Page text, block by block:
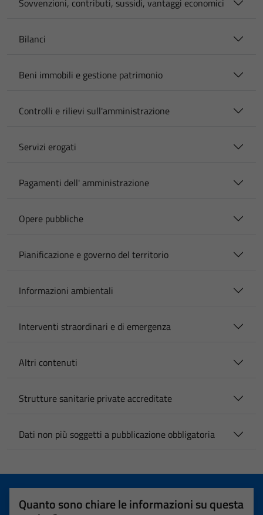
Sovvenzioni, contributi, sussidi, vantaggi economici
Bilanci
Beni immobili e gestione patrimonio
Controlli e rilievi sull'amministrazione
Servizi erogati
Pagamenti dell' amministrazione
Opere pubbliche
Pianificazione e governo del territorio
Informazioni ambientali
Interventi straordinari e di emergenza
Altri contenuti
Strutture sanitarie private accreditate
Dati non più soggetti a pubblicazione obbligatoria
Quanto sono chiare le informazioni su questa